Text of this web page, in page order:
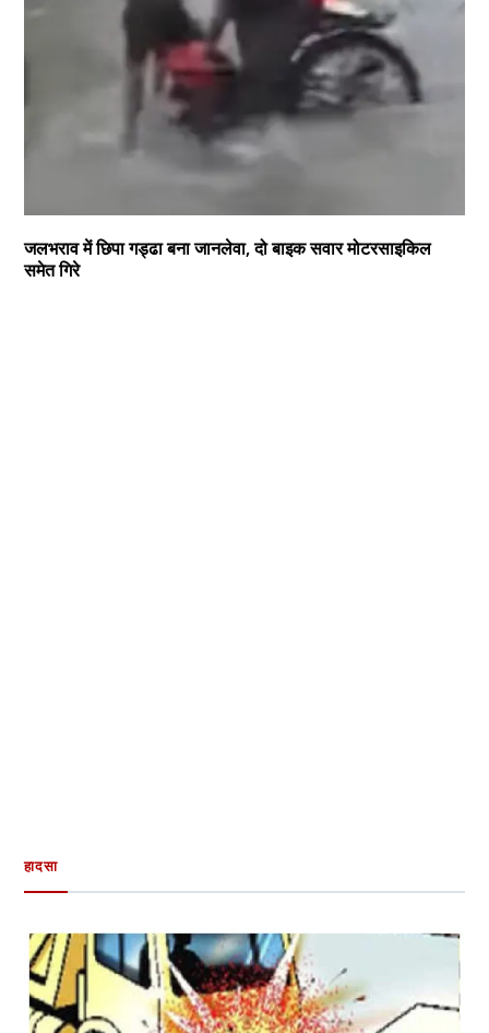
जलभराव में छिपा गड्ढा बना जानलेवा, दो बाइक सवार मोटरसाइकिल
समेत गिरे
हादसा